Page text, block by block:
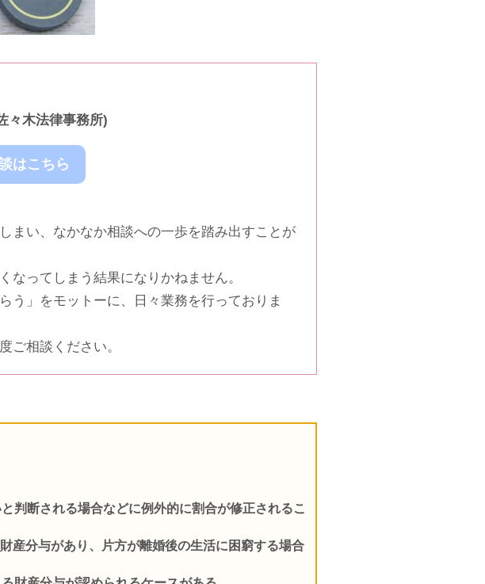
々木法律事務所)
はこちら
まい、なかなか相談への一歩を踏み出すことが
なってしまう結果になりかねません。
う」をモットーに、日々業務を行っておりま
ご相談ください。
判断される場合などに例外的に割合が修正されるこ
産分与があり、片方が離婚後の生活に困窮する場合